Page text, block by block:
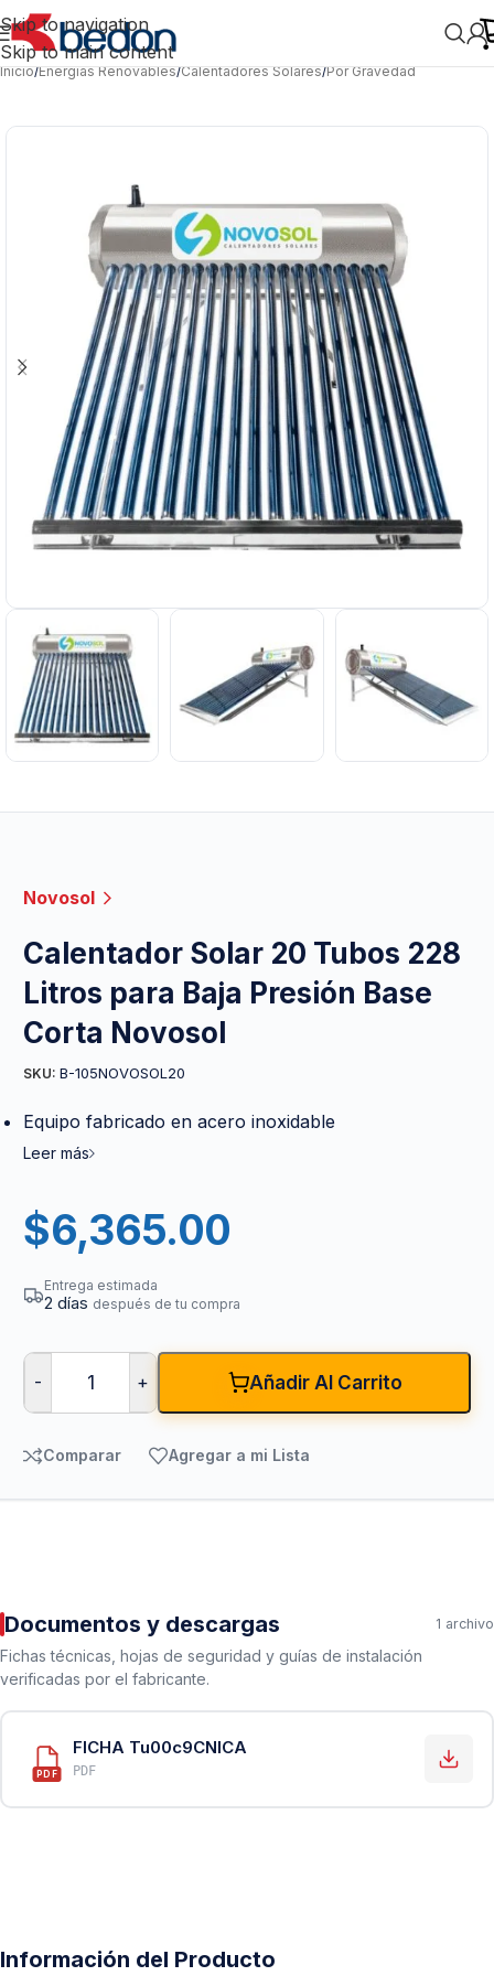
Skip to navigation
Skip to main content
Inicio/Energías Renovables/Calentadores Solares/Por Gravedad
Novosol
Calentador Solar 20 Tubos 228
Litros para Baja Presión Base
Corta Novosol
SKU: B-105NOVOSOL20
Equipo fabricado en acero inoxidable
Leer más
$6,365.00
Entrega estimada
2 días después de tu compra
- + Añadir Al Carrito
Comparar Agregar a mi Lista
Documentos y descargas 1 archivo
Fichas técnicas, hojas de seguridad y guías de instalación
verificadas por el fabricante.
PDF
FICHA Tu00c9CNICA
PDF
Información del Producto